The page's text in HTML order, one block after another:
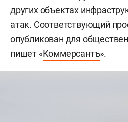
других объектах
атак. Соответствующий
опубликован для
пишет «Коммерсантъ».